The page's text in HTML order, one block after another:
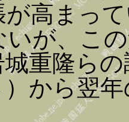
高まっ
が、こ
城重隆ら
から翌